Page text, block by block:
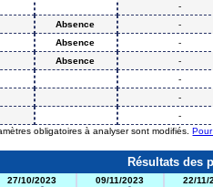
-
Absence
-
Absence
-
Absence
-
-
-
-
obligatoires à analyser sont modifiés.
Résultats des
27/10/2023
09/11/2023
22/11/